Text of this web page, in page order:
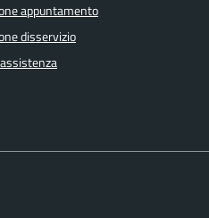
appuntamento
disservizio